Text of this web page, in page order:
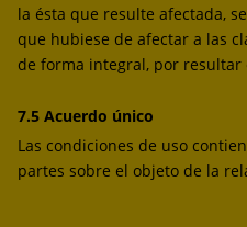
la ésta que resulte afectada,
que hubiese de afectar a las
de forma integral, por resultar
7.5 Acuerdo único
Las condiciones de uso
partes sobre el objeto de la